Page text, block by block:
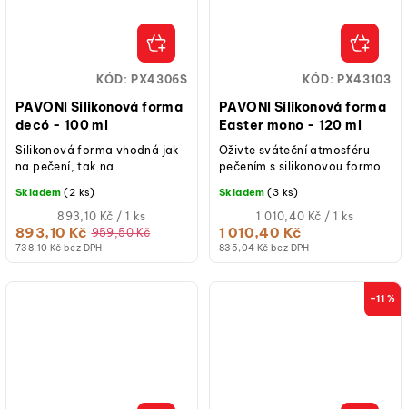
PAVONI Silikonová forma
decó - 100 ml
738,10 Kč bez DPH
893,10 Kč 959,50 Kč
Měrná
cena:
893,10 Kč / 1 ks
Skladem (2 ks)
Silikonová forma vhodná jak
na pečení, tak na
KÓD: PX4306S
PAVONI Silikonová forma
Easter mono - 120 ml
835,04 Kč bez DPH
1 010,40 Kč
Měrná
cena:
1 010,40 Kč / 1 ks
Skladem (3 ks)
Oživte sváteční atmosféru
pečením s silikonovou formou
velikonoční vajíčka, která
disponuje 12...
KÓD: PX43103
–11 %